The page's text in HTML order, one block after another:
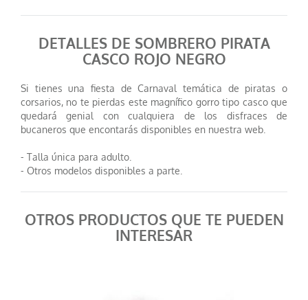
DETALLES DE SOMBRERO PIRATA
CASCO ROJO NEGRO
Si tienes una fiesta de Carnaval temática de piratas o
corsarios, no te pierdas este magnífico gorro tipo casco que
quedará genial con cualquiera de los disfraces de
bucaneros que encontarás disponibles en nuestra web.
- Talla única para adulto.
- Otros modelos disponibles a parte.
OTROS PRODUCTOS QUE TE PUEDEN
INTERESAR